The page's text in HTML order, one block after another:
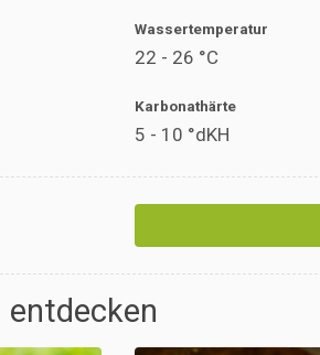
Wassertemperatur
22 - 26 °C
Karbonathärte
5 - 10 °dKH